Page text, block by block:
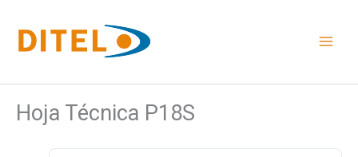
contenido
Hoja Técnica P18S